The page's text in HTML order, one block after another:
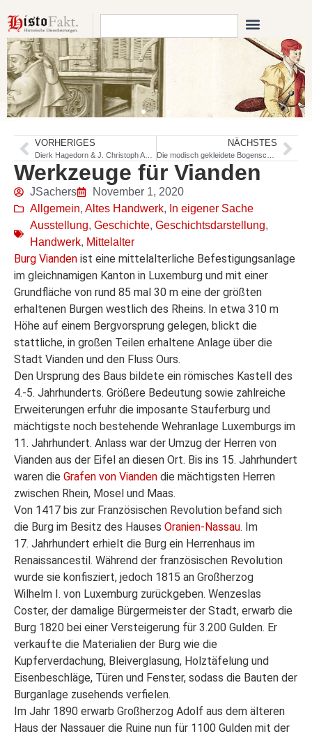
VORHERIGES NÄCHSTES
Werkzeuge für Vianden
JSachers
November 1, 2020
Allgemein, Altes Handwerk, In eigener Sache
Ausstellung, Geschichte, Geschichtsdarstellung,
Handwerk, Mittelalter
Burg Vianden ist eine mittelalterliche Befestigungsanlage
im gleichnamigen Kanton in Luxemburg und mit einer
Grundfläche von rund 85 mal 30 m eine der größten
erhaltenen Burgen westlich des Rheins. In etwa 310 m
Höhe auf einem Bergvorsprung gelegen, blickt die
stattliche, in großen Teilen erhaltene Anlage über die
Stadt Vianden und den Fluss Ours.
Den Ursprung des Baus bildete ein römisches Kastell des
4.-5. Jahrhunderts. Größere Bedeutung sowie zahlreiche
Erweiterungen erfuhr die imposante Stauferburg und
mächtigste noch bestehende Wehranlage Luxemburgs im
11. Jahrhundert. Anlass war der Umzug der Herren von
Vianden aus der Eifel an diesen Ort. Bis ins 15. Jahrhundert
waren die Grafen von Vianden die mächtigsten Herren
zwischen Rhein, Mosel und Maas.
Von 1417 bis zur Französischen Revolution befand sich
die Burg im Besitz des Hauses Oranien-Nassau. Im
17. Jahrhundert erhielt die Burg ein Herrenhaus im
Renaissancestil. Während der französischen Revolution
wurde sie konfisziert, jedoch 1815 an Großherzog
Wilhelm I. von Luxemburg zurückgeben. Wenzeslas
Coster, der damalige Bürgermeister der Stadt, erwarb die
Burg 1820 bei einer Versteigerung für 3.200 Gulden. Er
verkaufte die Materialien der Burg wie die
Kupferverdachung, Bleiverglasung, Holztäfelung und
Eisenbeschläge, Türen und Fenster, sodass die Bauten der
Burganlage zusehends verfielen.
Im Jahr 1890 erwarb Großherzog Adolf aus dem älteren
Haus der Nassauer die Ruine nun für 1100 Gulden mit der